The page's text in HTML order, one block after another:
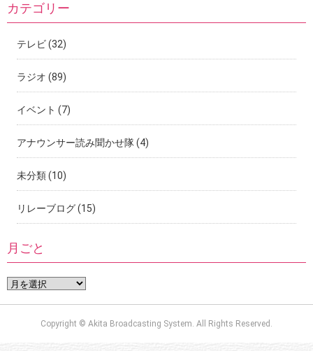
カテゴリー
テレビ(32)
ラジオ (89)
イベント (7)
アナウンサー読み聞かせ隊(4)
未分類(10)
リレーブログ(15)
月ごと
Copyright © Akita Broadcasting System. All Rights Reserved.